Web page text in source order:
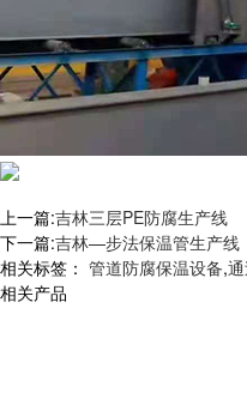
上一篇:吉林三层PE防腐生产线
下一篇:吉林—步法保温管生产线
相关标签： 管道防腐保温设备,
相关产品